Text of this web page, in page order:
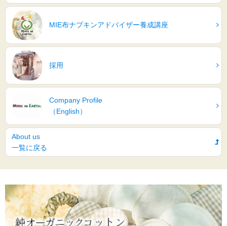
MIE布ナプキンアドバイザー養成講座
採用
Company Profile
（English）
About us
一覧に戻る